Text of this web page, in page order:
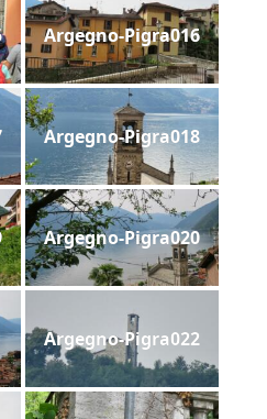
Argegno-Pigra016
Argegno-Pigra018
Argegno-Pigra020
Argegno-Pigra022